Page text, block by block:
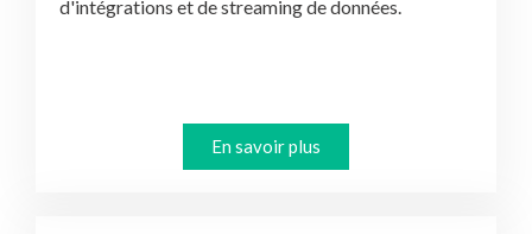
d'intégrations et de streaming de données.
En savoir plus